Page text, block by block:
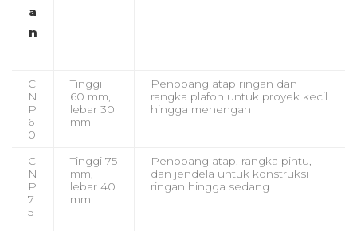
a
n
C
N
P
6
0
Tinggi
60 mm,
lebar 30
mm
Penopang atap ringan dan
rangka plafon untuk proyek kecil
hingga menengah
C
N
P
7
5
Tinggi 75
mm,
lebar 40
mm
Penopang atap, rangka pintu,
dan jendela untuk konstruksi
ringan hingga sedang